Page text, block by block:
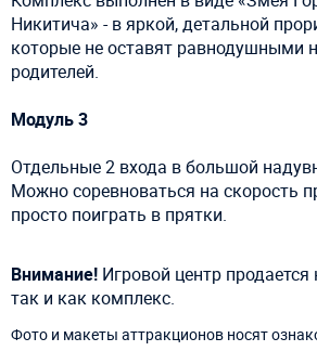
Никитича» - в яркой, детальной
которые не оставят равнодушными
родителей.
Модуль 3
Отдельные 2 входа в большой
Можно соревноваться на скорость
просто поиграть в прятки.
Внимание! Игровой центр
так и как комплекс.
Фото и макеты аттракционов носят